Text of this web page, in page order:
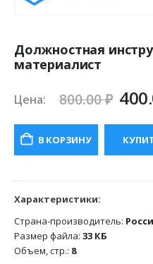
Должностная
материалист
Цена: 800.00₽
В КОРЗИНУ
Характеристики:
Страна-производитель:
Размер файла: 33 КБ
Объем, стр.: 8